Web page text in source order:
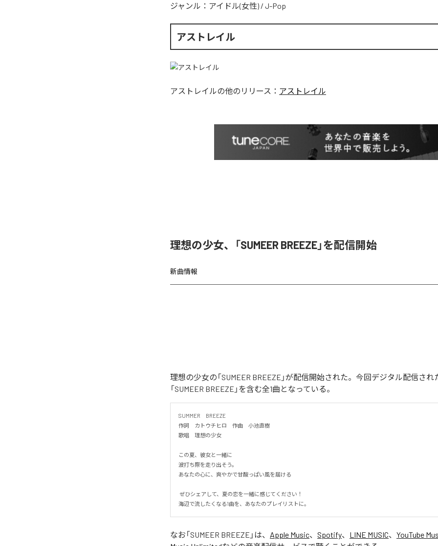
ジャンル： アイドル(女性) / J-Pop
アストレイル
アストレイルの他のリリース： アストレイル
理想の少女、「SUMEER BREEZE」を配信開始
新曲情報
理想の少女の「SUMEER BREEZE」が配信開始された。今回デジタル配信され
「SUMEER BREEZE」を含む全1曲となっている。
SUMMER　BREEZE
作詞　カトウチヒロ　作曲　小池直樹
歌唱　理想の少女
この夏、彼女と一緒に
波打ち際を走り出そう。
あなたの心に、爽やかで甘酸っぱい風を届ける
海辺で流したくなる1曲を、あなたのプレイリストに。
なお「SUMEER BREEZE 」は、 Apple Music、 Spotify、 LINE MUSIC、 YouTube